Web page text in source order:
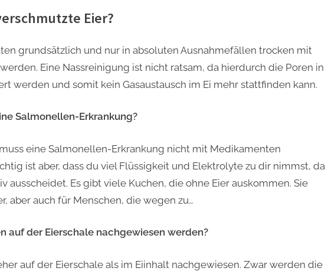
Eier?
grundsätzlich und nur in absoluten Ausnahmefällen trocken mit
Eine Nassreinigung ist nicht ratsam, da hierdurch die Poren in
werden und somit kein Gasaustausch im Ei mehr stattfinden kann.
Salmonellen-Erkrankung?
eine Salmonellen-Erkrankung nicht mit Medikamenten
ist aber, dass du viel Flüssigkeit und Elektrolyte zu dir nimmst, da
ausscheidet. Es gibt viele Kuchen, die ohne Eier auskommen. Sie
aber auch für Menschen, die wegen zu…
auf der Eierschale nachgewiesen werden?
auf der Eierschale als im Eiinhalt nachgewiesen. Zwar werden die